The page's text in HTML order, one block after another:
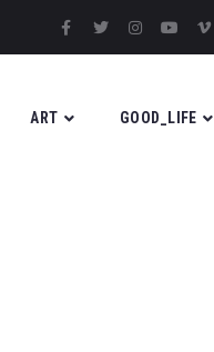
ART GOOD_LIFE